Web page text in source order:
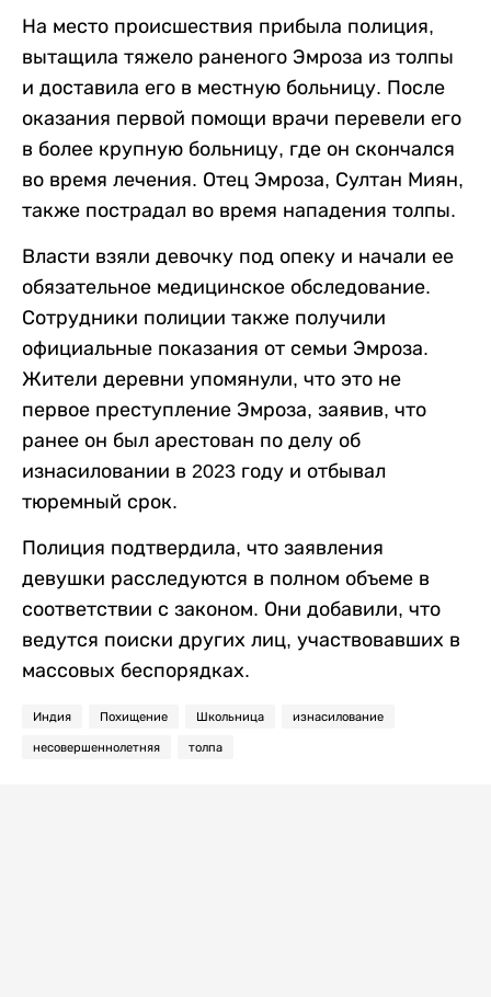
На место происшествия прибыла полиция,
вытащила тяжело раненого Эмроза из толпы
и доставила его в местную больницу. После
оказания первой помощи врачи перевели его
в более крупную больницу, где он скончался
во время лечения. Отец Эмроза, Султан Миян,
также пострадал во время нападения толпы.
Власти взяли девочку под опеку и начали ее
обязательное медицинское обследование.
Сотрудники полиции также получили
официальные показания от семьи Эмроза.
Жители деревни упомянули, что это не
первое преступление Эмроза, заявив, что
ранее он был арестован по делу об
изнасиловании в 2023 году и отбывал
тюремный срок.
Полиция подтвердила, что заявления
девушки расследуются в полном объеме в
соответствии с законом. Они добавили, что
ведутся поиски других лиц, участвовавших в
массовых беспорядках.
Индия Похищение Школьница изнасилование
несовершеннолетняя толпа